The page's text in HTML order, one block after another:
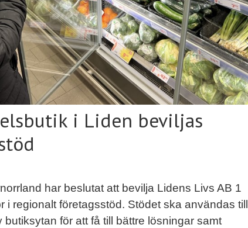
i Liden beviljas
har beslutat att bevilja Lidens Livs AB 1
i regionalt företagsstöd. Stödet ska användas till
butiksytan för att få till bättre lösningar samt